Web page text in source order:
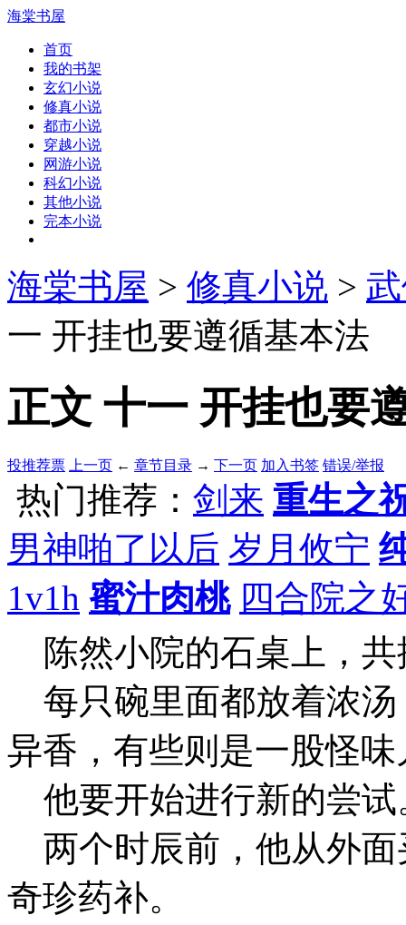
海棠书屋
首页
我的书架
玄幻小说
修真小说
都市小说
穿越小说
网游小说
科幻小说
其他小说
完本小说
海棠书屋 > 修真小说 >
一 开挂也要遵循基本法
正文 十一 开挂也要
投推荐票 上一页 ← 章节目录 → 下一页 加入书签 错误/举报
热门推荐： 剑来 重生之
男神啪了以后 岁月攸宁
1v1h 蜜汁肉桃 四合院之
陈然小院的石桌上，共
每只碗里面都放着浓汤
异香，有些则是一股怪味
他要开始进行新的尝试
两个时辰前，他从外面
奇珍药补。